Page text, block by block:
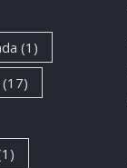
(1)